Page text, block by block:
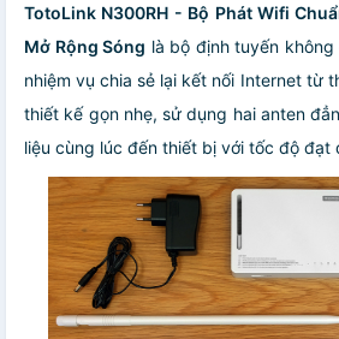
TotoLink N300RH - Bộ Phát Wifi
Mở Rộng Sóng là bộ định tuyến
nhiệm vụ chia sẻ lại kết nối Internet từ
thiết kế gọn nhẹ, sử dụng hai anten
liệu cùng lúc đến thiết bị với tốc độ đạt